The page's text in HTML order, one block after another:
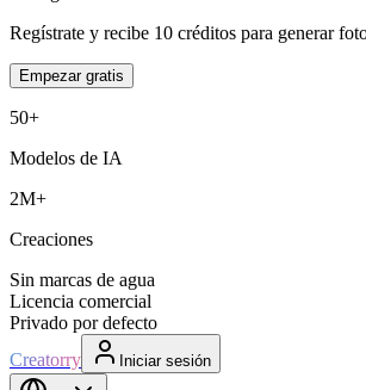
Regístrate y recibe 10 créditos para generar
Empezar gratis
50+
Modelos de IA
2M+
Creaciones
Sin marcas de agua
Licencia comercial
Privado por defecto
Creatorry
Iniciar sesión